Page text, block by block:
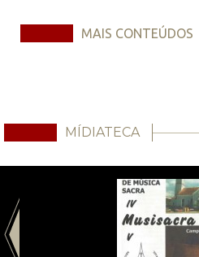
MAIS CONTEÚDOS
MÍDIATECA